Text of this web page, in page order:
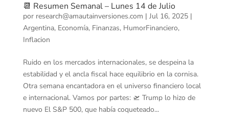
📆 Resumen Semanal – Lunes 14 de Julio
por research@amautainversiones.com | Jul 16, 2025|
Argentina, Economía, Finanzas, HumorFinanciero,
Inflacion
Ruido en los mercados internacionales, se despeina la
estabilidad y el ancla fiscal hace equilibrio en la cornisa.
Otra semana encantadora en el universo financiero local
e internacional. Vamos por partes: 🛫 Trump lo hizo de
nuevo El S&P 500, que había coqueteado...